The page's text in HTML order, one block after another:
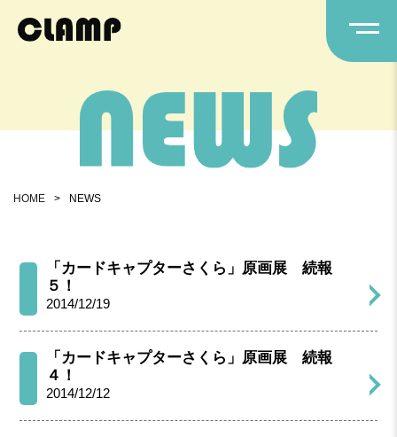
HOME > NEWS
「カードキャプターさくら」原画展 続報
５！
2014/12/19
「カードキャプターさくら」原画展 続報
４！
2014/12/12